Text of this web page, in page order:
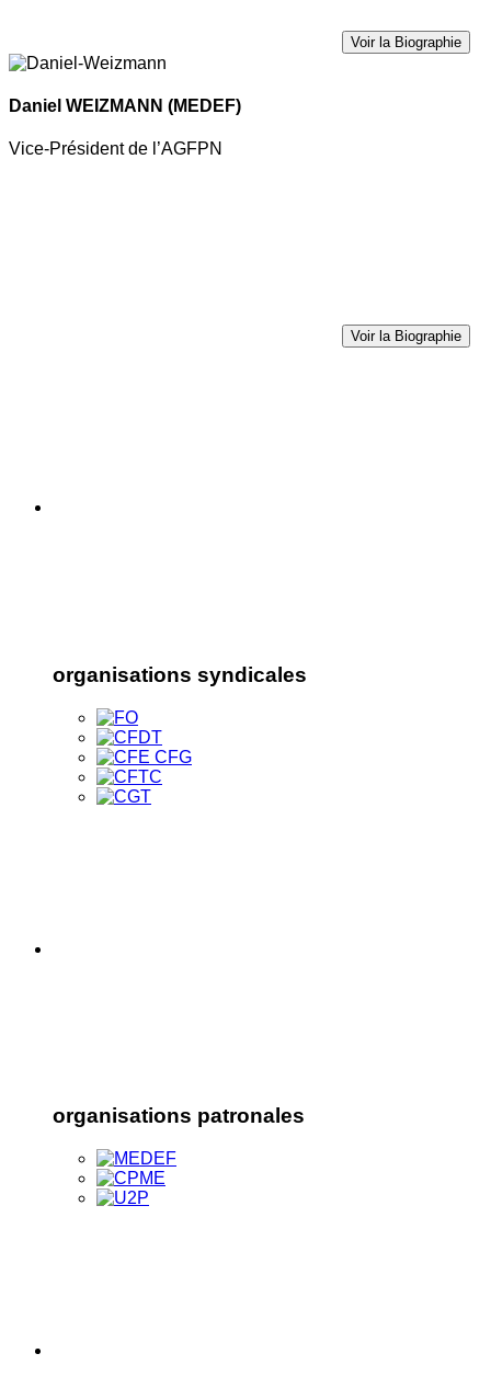
Voir la Biographie
Daniel WEIZMANN (MEDEF)
Vice-Président de l’AGFPN
Voir la Biographie
organisations syndicales
organisations patronales